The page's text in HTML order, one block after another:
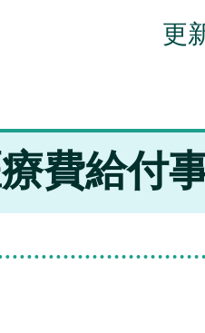
更
費給付